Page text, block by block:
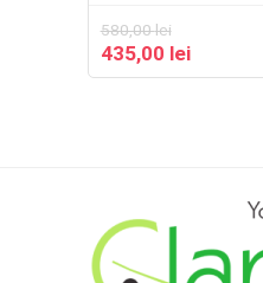
105-1
580,00lei
435,00 lei